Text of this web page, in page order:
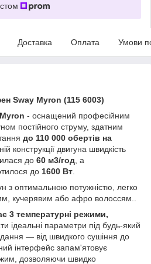
Доставка Оплата Умови
Sway Myron (115 6003)
- оснащений професійним
постійного струму, здатним
до 110 000 обертів на
конструкції двигуна швидкість
до 60 м3/год , а
до 1600 Вт
з оптимальною потужністю, легко
кучерявим або афро волоссям..
3 температурні режими,
ідеальні параметри під будь-який
— від швидкого сушіння до
інтерфейс запам'ятовує
дозволяючи швидко